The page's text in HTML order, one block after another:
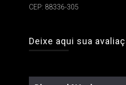
CEP: 88336-305
Deixe aqui sua